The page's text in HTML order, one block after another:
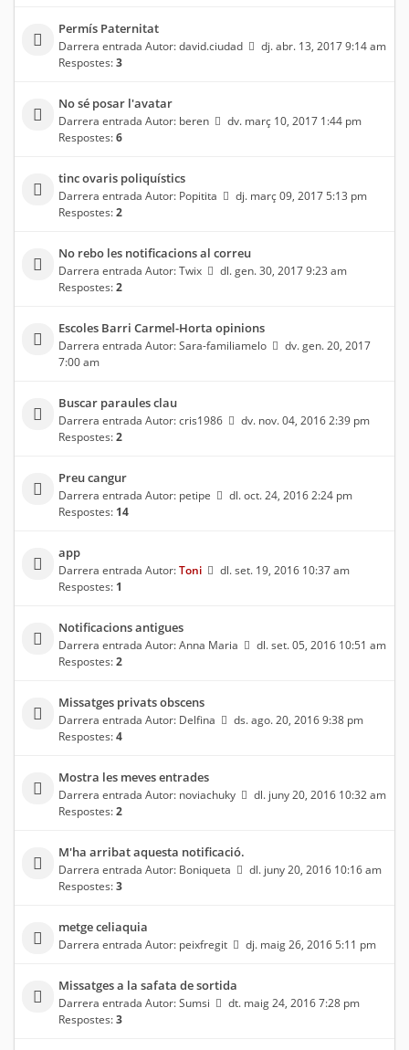
Permís Paternitat
Darrera entrada Autor:david.ciudad
dj. abr. 13, 2017 9:14 am
Respostes:3
No sé posar l'avatar
Darrera entrada Autor: beren
dv. març 10, 2017 1:44 pm
Respostes:6
tinc ovaris poliquístics
Darrera entrada Autor: Popitita
dj. març 09, 2017 5:13 pm
Respostes:2
No rebo les notificacions al correu
Darrera entrada Autor:Twix
dl. gen. 30, 2017 9:23 am
Respostes:2
Escoles Barri Carmel-Horta opinions
Darrera entrada Autor:Sara-familiamelo
dv. gen. 20, 2017
7:00 am
Buscar paraules clau
Darrera entrada Autor:cris1986
dv. nov. 04, 2016 2:39 pm
Respostes:2
Preu cangur
Darrera entrada Autor: petipe
dl. oct. 24, 2016 2:24 pm
Respostes: 14
app
Darrera entrada Autor:Toni
dl. set. 19, 2016 10:37 am
Respostes: 1
Notificacions antigues
Darrera entrada Autor:Anna Maria
dl. set. 05, 2016 10:51 am
Respostes:2
Missatges privats obscens
Darrera entrada Autor: Delfina
ds. ago. 20, 2016 9:38 pm
Respostes:4
Mostra les meves entrades
Darrera entrada Autor: noviachuky
dl. juny 20, 2016 10:32 am
Respostes:2
M'ha arribat aquesta notificació.
Darrera entrada Autor: Boniqueta
dl. juny 20, 2016 10:16 am
Respostes:3
metge celiaquia
Darrera entrada Autor: peixfregit dj. maig 26, 2016 5:11 pm
Missatges a la safata de sortida
Darrera entrada Autor:Sumsi
dt. maig 24, 2016 7:28 pm
Respostes:3